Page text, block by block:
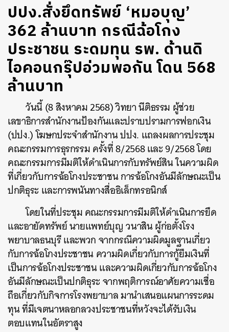
ปปง.สั่งยึดทรัพย์ ‘หมอบุญ’
362 ล้านบาท กรณีฉ้อโกง
ประชาชน ระดมทุน รพ. ด้านดิ
ไอคอนกรุ๊ปอ่วมพอกัน โดน 568
ล้านบาท
วันนี้ (8 สิงหาคม 2568) วิทยา นีติธรรม ผู้ช่วย
เลขาธิการสำนักงานป้องกันและปราบปรามการฟอกเงิน
(ปปง.) โฆษกประจำสำนักงาน ปปง. แถลงผลการประชุม
คณะกรรมการธุรกรรม ครั้งที่ 8/2568 และ 9/2568 โดย
คณะกรรมการมีมติให้ดำเนินการกับทรัพย์สิน ในความผิด
ที่เกี่ยวกับการฉ้อโกงประชาชน การฉ้อโกงอันมีลักษณะเป็น
ปกติธุระ และการพนันทางสื่ออิเล็กทรอนิกส์
โดยในที่ประชุม คณะกรรมการมีมติให้ดำเนินการยึด
และอายัดทรัพย์ นายแพทย์บุญ วนาสิน ผู้ก่อตั้งโรง
พยาบาลธนบุรี และพวก จากกรณีความผิดมูลฐานเกี่ยว
กับการฉ้อโกงประชาชน ความผิดเกี่ยวกับการกู้ยืมเงินที่
เป็นการฉ้อโกงประชาชน และความผิดเกี่ยวกับการฉ้อโกง
อันมีลักษณะเป็นปกติธุระ จากพฤติการณ์อาศัยความเชื่อ
ถือเกี่ยวกับกิจการโรงพยาบาล มานำเสนอแผนการระดม
ทุน ที่มีเจตนาหลอกลวงประชาชนที่หวังจะได้รับเงิน
ตอบแทนในอัตราสูง